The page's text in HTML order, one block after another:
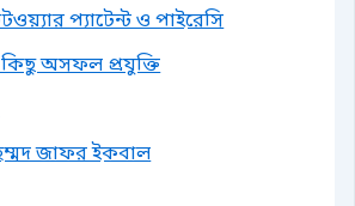
প্যাটেন্ট ও পাইরেসি
কিছু অসফল প্রযুক্তি
জাফর ইকবাল